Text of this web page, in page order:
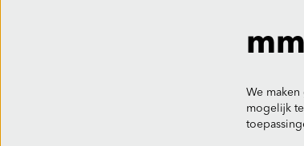
We
mogelijk